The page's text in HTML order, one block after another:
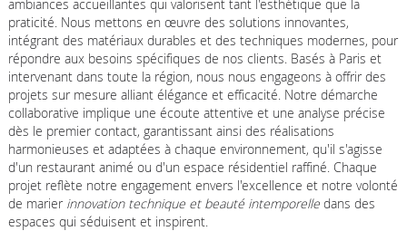
ambiances accueillantes qui valorisent tant l'esthétique que la
praticité. Nous mettons en œuvre des solutions innovantes,
intégrant des matériaux durables et des techniques modernes, pour
répondre aux besoins spécifiques de nos clients. Basés à Paris et
intervenant dans toute la région, nous nous engageons à offrir des
projets sur mesure alliant élégance et efficacité. Notre démarche
collaborative implique une écoute attentive et une analyse précise
dès le premier contact, garantissant ainsi des réalisations
harmonieuses et adaptées à chaque environnement, qu'il s'agisse
d'un restaurant animé ou d'un espace résidentiel raffiné. Chaque
projet reflète notre engagement envers l'excellence et notre volonté
de marier innovation technique et beauté intemporelledans des
espaces qui séduisent et inspirent.